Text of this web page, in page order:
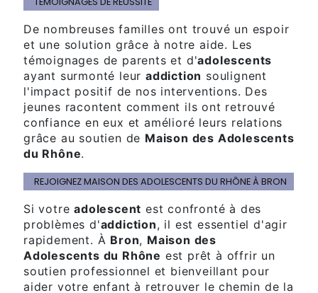
De nombreuses familles ont trouvé un espoir
et une solution grâce à notre aide. Les
témoignages de parents et d'adolescents
ayant surmonté leuraddiction soulignent
l'impact positif de nos interventions. Des
jeunes racontent comment ils ont retrouvé
confiance en eux et amélioré leurs relations
grâce au soutien de Maison des Adolescents
du Rhône.
REJOIGNEZ MAISON DES ADOLESCENTS DU RHÔNE À BRON
Si votreadolescent est confronté à des
problèmes d'addiction, il est essentiel d'agir
rapidement. À Bron, Maison des
Adolescents du Rhône est prêt à offrir un
soutien professionnel et bienveillant pour
aider votre enfant à retrouver le chemin de la